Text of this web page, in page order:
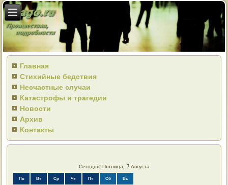
Главная
Стихийные бедствия
Несчастные случаи
Катастрофы и трагедии
Новости
Архив
Контакты
Сегодня: Пятница, 7 Августа
Пн Вт Ср Чт Пт Сб Вс